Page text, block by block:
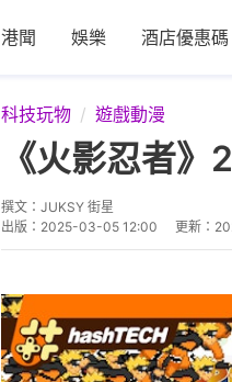
港聞 娛樂 酒店優惠碼
科技玩物 遊戲動漫
《火影忍者
撰文： JUKSY 街星
出版： 2025-03-05 12:00 更新：